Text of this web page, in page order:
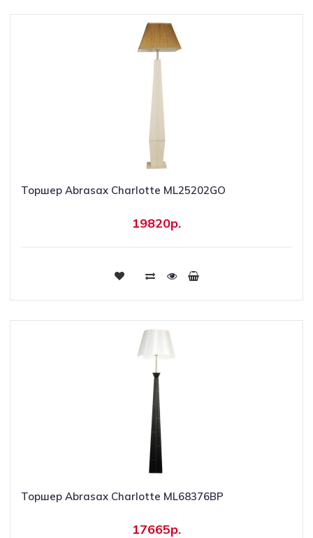
Торшер Abrasax Charlotte ML25202GO
19820р.
Купить
Торшер Abrasax Charlotte ML68376BP
17665р.